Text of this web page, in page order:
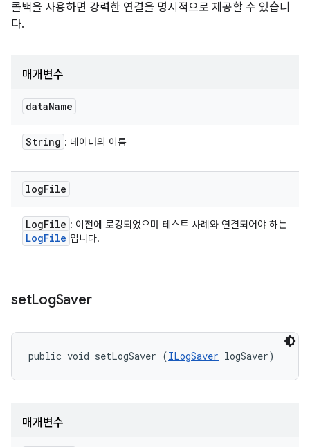
콜백을 사용하면 강력한 연결을 명시적으로 제공할 수 있습니
다.
매개변수
dataName
String : 데이터의 이름
logFile
LogFile : 이전에 로깅되었으며 테스트 사례와 연결되어야 하는
LogFile 입니다.
setLogSaver
public void setLogSaver (ILogSaver logSaver)
매개변수